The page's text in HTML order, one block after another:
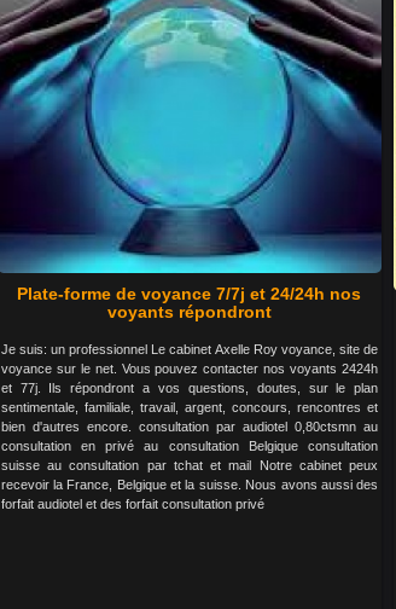
Plate-forme de voyance 7/7j et 24/24h nos
voyants répondront
Je suis: un professionnel Le cabinet Axelle Roy voyance, site de
voyance sur le net. Vous pouvez contacter nos voyants 2424h
et 77j. Ils répondront a vos questions, doutes, sur le plan
sentimentale, familiale, travail, argent, concours, rencontres et
bien d'autres encore. consultation par audiotel 0,80ctsmn au
consultation en privé au consultation Belgique consultation
suisse au consultation par tchat et mail Notre cabinet peux
recevoir la France, Belgique et la suisse. Nous avons aussi des
forfait audiotel et des forfait consultation privé